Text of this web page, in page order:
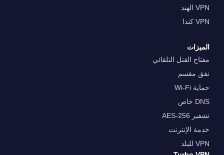
VPN الهند
VPN كندا
الميزات
مفتاح القتل التلقائي
نفق مقسم
حماية Wi-Fi
DNS خاص
تشفير AES-256
خدمة الإنترنت
VPN للبلد